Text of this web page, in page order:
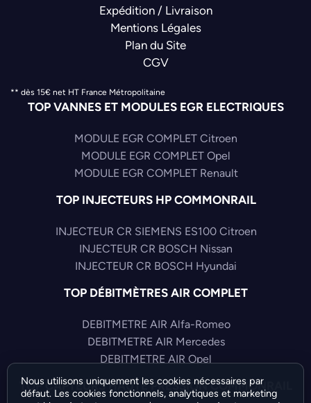
Expédition / Livraison
Mentions Légales
Plan du Site
CGV
** dès 15€ net HT France Métropolitaine
TOP VANNES ET MODULES EGR ELECTRIQUES
MODULE EGR COMPLET Citroen
MODULE EGR COMPLET Opel
MODULE EGR COMPLET Renault
TOP INJECTEURS HP COMMONRAIL
INJECTEUR CR SIEMENS ES100 Citroen
INJECTEUR CR BOSCH Nissan
INJECTEUR CR BOSCH Hyundai
TOP DÉBITMÈTRES AIR COMPLET
DEBITMETRE AIR Alfa-Romeo
DEBITMETRE AIR Mercedes
DEBITMETRE AIR Opel
TOP CAPTEURS HAUTE PRESSION COMMONRAIL
Nous utilisons uniquement les cookies nécessaires par
défaut. Les cookies fonctionnels, analytiques et marketing